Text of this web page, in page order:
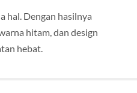
hal. Dengan hasilnya
hitam, dan design
hebat.